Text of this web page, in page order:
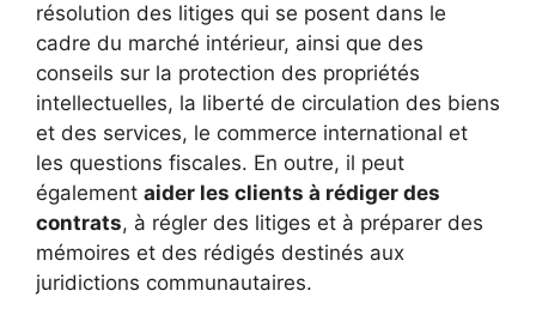
résolution des litiges qui se posent dans le
cadre du marché intérieur, ainsi que des
conseils sur la protection des propriétés
intellectuelles, la liberté de circulation des biens
et des services, le commerce international et
les questions fiscales. En outre, il peut
également aider les clients à rédiger des
contrats, à régler des litiges et à préparer des
mémoires et des rédigés destinés aux
juridictions communautaires.